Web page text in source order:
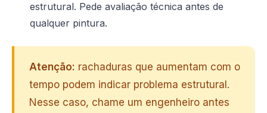
estrutural. Pede avaliação técnica antes de
qualquer pintura.
Atenção: rachaduras que aumentam com o
tempo podem indicar problema estrutural.
Nesse caso, chame um engenheiro antes